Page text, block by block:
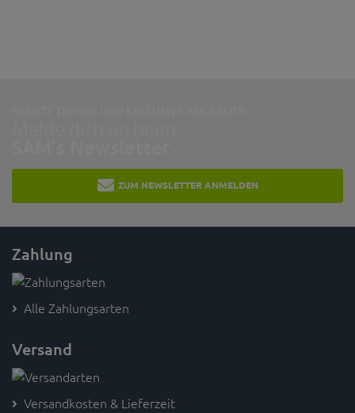
ZUM NEWSLETTER ANMELDEN
Zahlung
Alle Zahlungsarten
Versand
Versandkosten & Lieferzeit